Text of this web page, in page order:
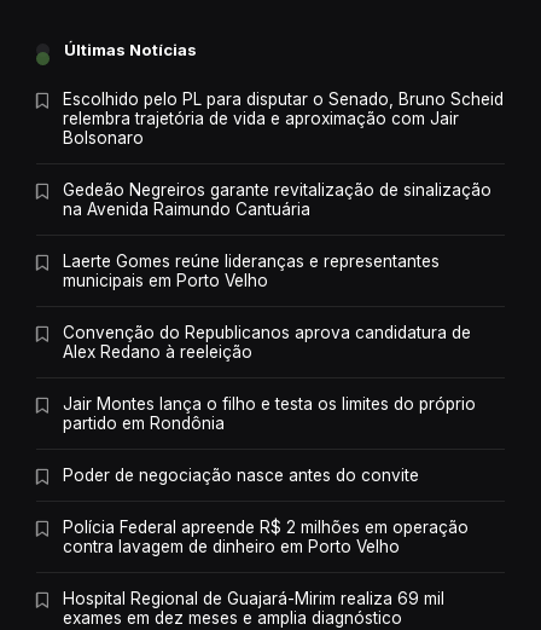
Últimas Notícias
Escolhido pelo PL para disputar o Senado, Bruno Scheid
relembra trajetória de vida e aproximação com Jair
Bolsonaro
Gedeão Negreiros garante revitalização de sinalização
na Avenida Raimundo Cantuária
Laerte Gomes reúne lideranças e representantes
municipais em Porto Velho
Convenção do Republicanos aprova candidatura de
Alex Redano à reeleição
Jair Montes lança o filho e testa os limites do próprio
partido em Rondônia
Poder de negociação nasce antes do convite
Polícia Federal apreende R$ 2 milhões em operação
contra lavagem de dinheiro em Porto Velho
Hospital Regional de Guajará-Mirim realiza 69 mil
exames em dez meses e amplia diagnóstico